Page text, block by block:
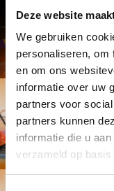
Deze website
We gebruiken
personaliseren, om
en om ons
informatie over uw
partners voor
partners kunnen
informatie die u
verzameld op
EPBF
Europa
KNBB
Evenementen